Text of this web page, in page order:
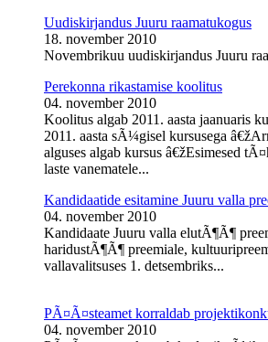
Uudiskirjandus Juuru raamatukogus
18. november 2010
Novembrikuu uudiskirjandus Juuru
Perekonna rikastamise koolitus
04. november 2010
Koolitus algab 2011. aasta jaanuaris
2011. aasta sÃ¼gisel kursusega
alguses algab kursus â€žEsimesed
laste vanematele...
Kandidaatide esitamine Juuru valla
04. november 2010
Kandidaate Juuru valla elutÃ¶Ã¶
haridustÃ¶Ã¶ preemiale,
vallavalitsuses 1. detsembriks...
PÃ¤Ã¤steamet korraldab
04. november 2010